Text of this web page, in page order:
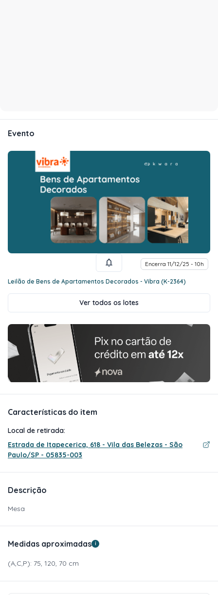
Evento
Encerra 11/12/25 - 10h
Leilão de Bens de Apartamentos Decorados - Vibra (K-2364)
Ver todos os lotes
Características do item
Local de retirada:
Estrada de Itapecerica, 618 - Vila das Belezas - São
Paulo/SP - 05835-003
Descrição
Mesa
Medidas aproximadas i
(A,C,P): 75, 120, 70 cm